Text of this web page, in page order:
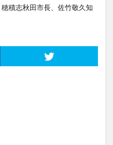
積志秋田市長、佐竹敬久知